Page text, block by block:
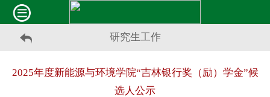
研究生工作
2025年度新能源与环境学院“吉林银行奖（励）学金”候
选人公示